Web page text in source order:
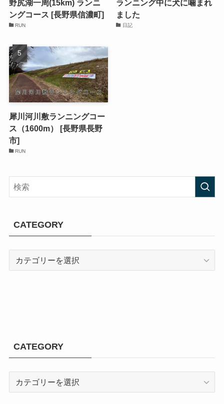
野尻湖一周(15km) ランニ
ングコース [長野県信濃町]
RUN
ランニング中に犬に噛まれ
ました
日記
犀川河川敷ランニングコー
ス（1600m） [長野県長野
市]
RUN
CATEGORY
CATEGORY
CATEGORY
CATEGORY